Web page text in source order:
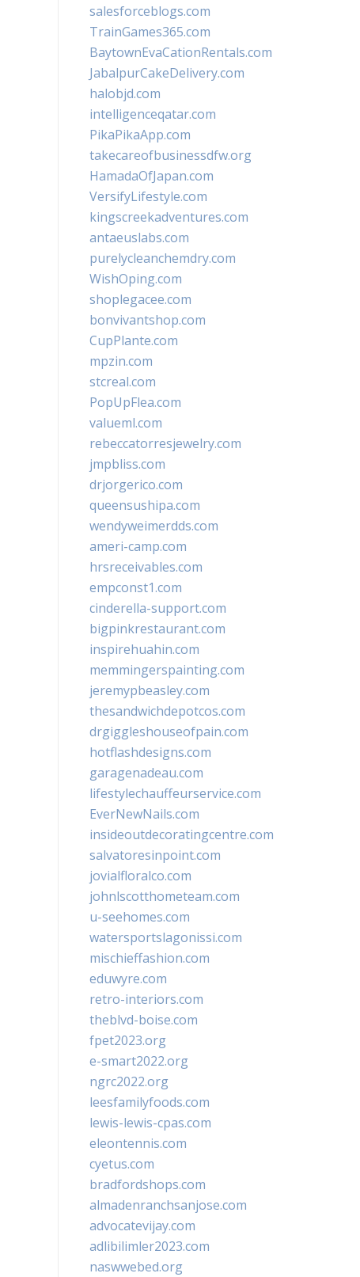
salesforceblogs.com
TrainGames365.com
BaytownEvaCationRentals.com
JabalpurCakeDelivery.com
halobjd.com
intelligenceqatar.com
PikaPikaApp.com
takecareofbusinessdfw.org
HamadaOfJapan.com
VersifyLifestyle.com
kingscreekadventures.com
antaeuslabs.com
purelycleanchemdry.com
WishOping.com
shoplegacee.com
bonvivantshop.com
CupPlante.com
mpzin.com
stcreal.com
PopUpFlea.com
valueml.com
rebeccatorresjewelry.com
jmpbliss.com
drjorgerico.com
queensushipa.com
wendyweimerdds.com
ameri-camp.com
hrsreceivables.com
empconst1.com
cinderella-support.com
bigpinkrestaurant.com
inspirehuahin.com
memmingerspainting.com
jeremypbeasley.com
thesandwichdepotcos.com
drgiggleshouseofpain.com
hotflashdesigns.com
garagenadeau.com
lifestylechauffeurservice.com
EverNewNails.com
insideoutdecoratingcentre.com
salvatoresinpoint.com
jovialfloralco.com
johnlscotthometeam.com
u-seehomes.com
watersportslagonissi.com
mischieffashion.com
eduwyre.com
retro-interiors.com
theblvd-boise.com
fpet2023.org
e-smart2022.org
ngrc2022.org
leesfamilyfoods.com
lewis-lewis-cpas.com
eleontennis.com
cyetus.com
bradfordshops.com
almadenranchsanjose.com
advocatevijay.com
adlibilimler2023.com
naswwebed.org